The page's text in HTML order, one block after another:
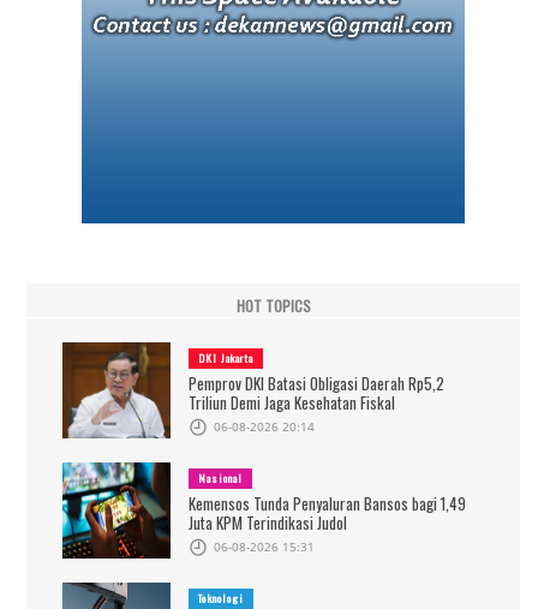
HOT TOPICS
DKI Jakarta
Pemprov DKI Batasi Obligasi Daerah Rp5,2
Triliun Demi Jaga Kesehatan Fiskal
06-08-2026 20:14
Nasional
Kemensos Tunda Penyaluran Bansos bagi 1,49
Juta KPM Terindikasi Judol
06-08-2026 15:31
Teknologi